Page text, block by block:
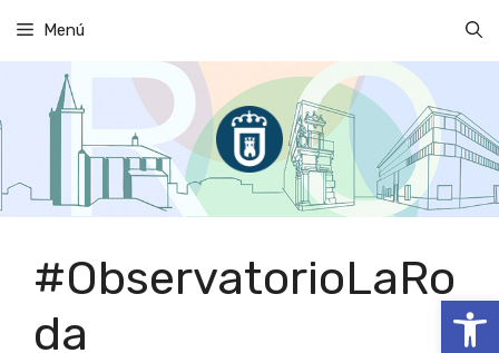
Abrir
contenido
Menú
#ObservatorioLaRo
da